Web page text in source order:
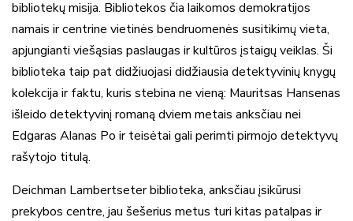
bibliotekų misija. Bibliotekos čia laikomos demokratijos
namais ir centrine vietinės bendruomenės susitikimų vieta,
apjungianti viešąsias paslaugas ir kultūros įstaigų veiklas. Ši
biblioteka taip pat didžiuojasi didžiausia detektyvinių knygų
kolekcija ir faktu, kuris stebina ne vieną: Mauritsas Hansenas
išleido detektyvinį romaną dviem metais anksčiau nei
Edgaras Alanas Po ir teisėtai gali perimti pirmojo detektyvų
rašytojo titulą.
Deichman Lambertseter biblioteka, anksčiau įsikūrusi
prekybos centre, jau šešerius metus turi kitas patalpas ir